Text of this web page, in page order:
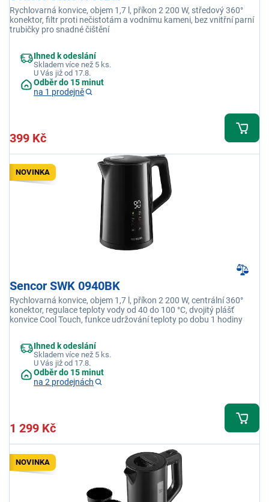
Rychlovarná konvice, objem 1,7 l, příkon 2 200 W, středový 360°
konektor, filtr proti nečistotám a vodnímu kameni, bez vnitřní parní
trubičky pro snadné čištění
Ihned k odeslání
Skladem více než 5 ks.
U Vás již od 17.8.
Odběr do 15 minut
na 1 prodejně
399 Kč
NOVINKA
Sencor SWK 0940BK
Rychlovarná konvice, objem 1,7 l, příkon 2 200 W, centrální 360°
konektor, regulace teploty vody od 40 do 100 °C, dvojitý plášť
konvice Cool Touch, funkce udržování teploty po dobu 1 hodiny
Ihned k odeslání
Skladem více než 5 ks.
U Vás již od 17.8.
Odběr do 15 minut
na 2 prodejnách
1 299 Kč
NOVINKA